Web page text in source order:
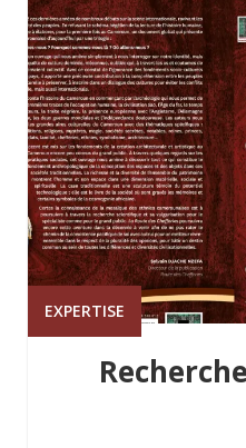
EXPERTISE